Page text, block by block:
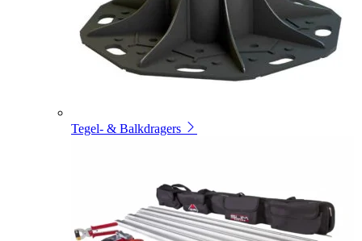
Tegel- & Balkdragers